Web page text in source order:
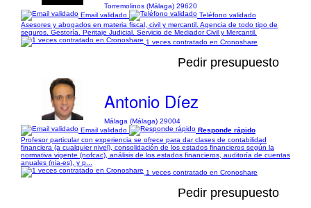
Torremolinos (Málaga) 29620
Email validado
Teléfono validado
Asesores y abogados en materia fiscal, civil y mercantil. Agencia de todo tipo de
seguros. Gestoría. Peritaje Judicial. Servicio de Mediador Civil y Mercantil.
1 veces contratado en Cronoshare
Pedir presupuesto
Antonio Díez
Málaga (Málaga) 29004
Email validado
Responde rápido
Profesor particular con experiencia se ofrece para dar clases de contabilidad
financiera (a cualquier nivel), consolidación de los estados financieros según la
normativa vigente (nofcac), análisis de los estados financieros, auditoría de cuentas
anuales (nia-es), y p...
1 veces contratado en Cronoshare
Pedir presupuesto